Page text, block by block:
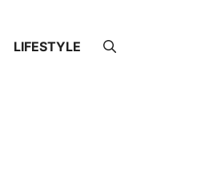
LIFESTYLE